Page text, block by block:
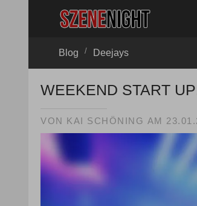
Blog / Deejays
WEEKEND START
VON KAI SCHÖNING AM